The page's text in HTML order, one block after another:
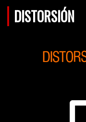
DISTORSIÓN